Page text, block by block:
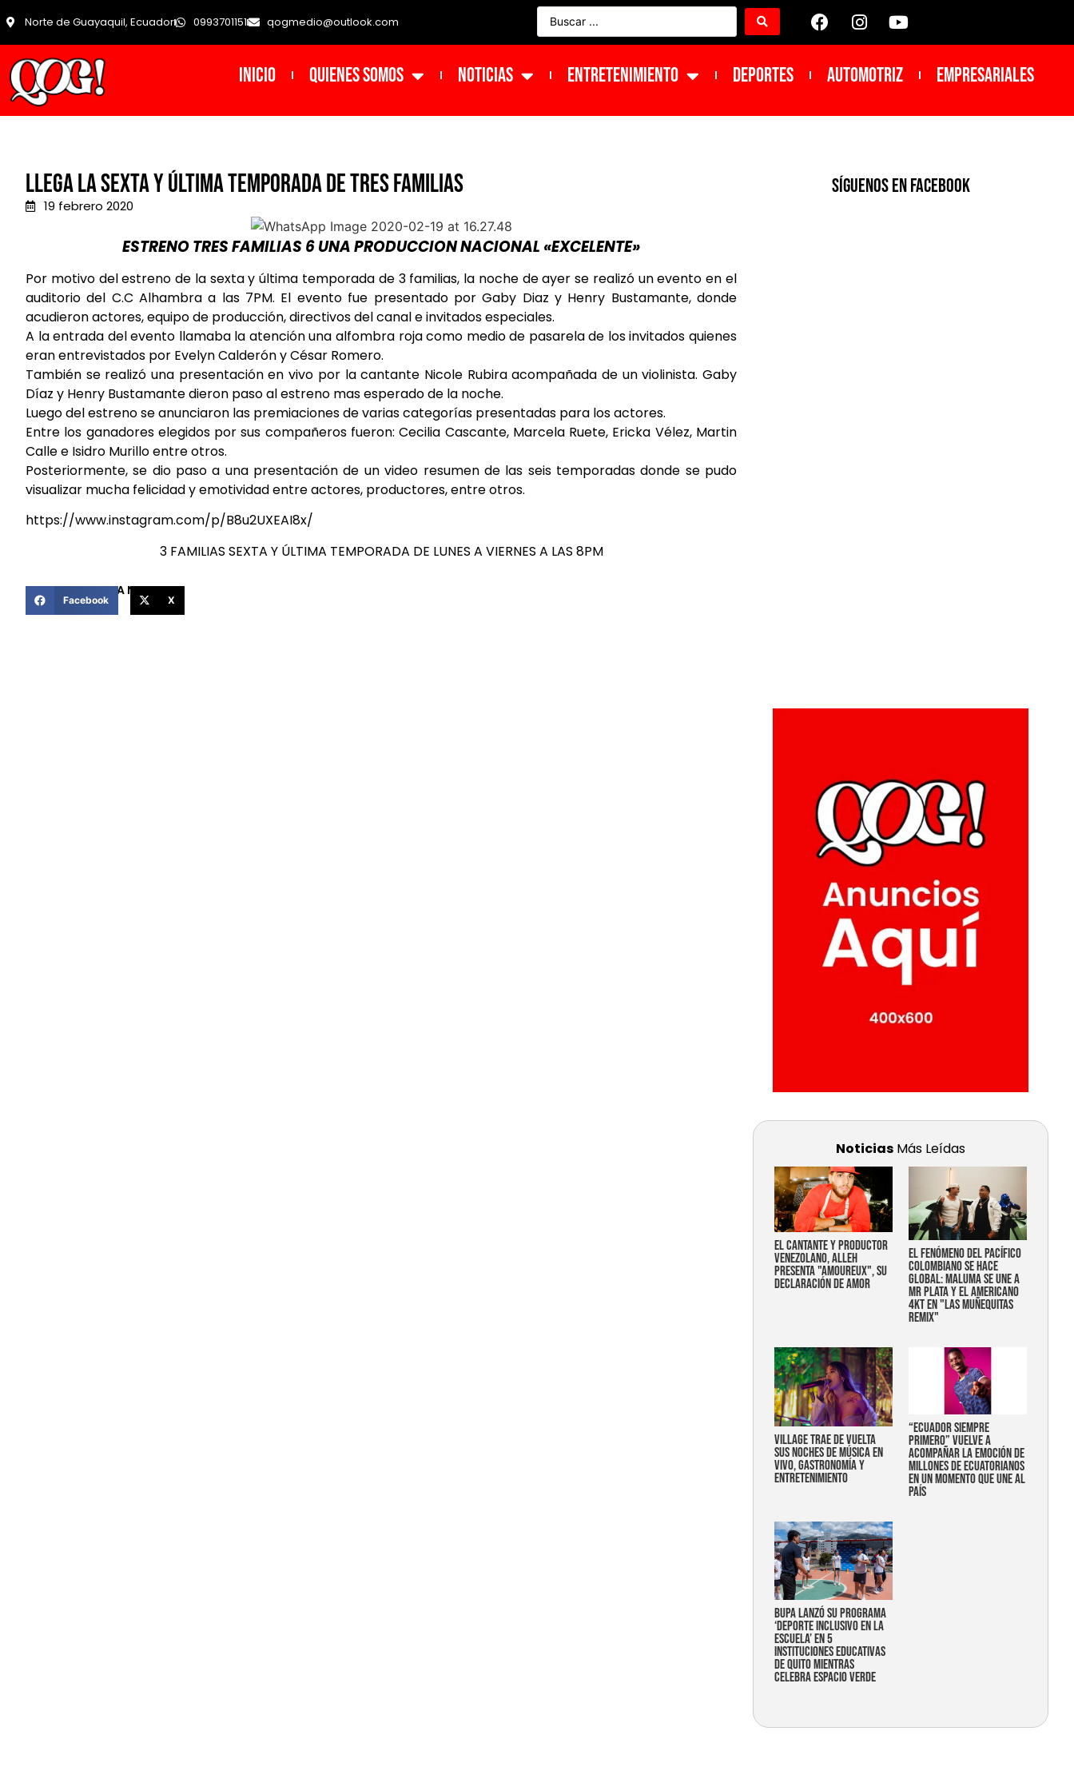
Norte de Guayaquil, Ecuador 0993701151 qogmedio@outlook.com
INICIO Quienes Somos NOTICIAS ENTRETENIMIENTO DEPORTES Automotriz Empresariales
LLEGA LA SEXTA Y ÚLTIMA TEMPORADA DE TRES FAMILIAS
19 febrero 2020
ESTRENO TRES FAMILIAS 6 UNA PRODUCCION NACIONAL «EXCELENTE»
Por motivo del estreno de la sexta y última temporada de 3 familias, la noche de ayer se realizó un evento en el
auditorio del C.C Alhambra a las 7PM. El evento fue presentado por Gaby Diaz y Henry Bustamante, donde
acudieron actores, equipo de producción, directivos del canal e invitados especiales.
A la entrada del evento llamaba la atención una alfombra roja como medio de pasarela de los invitados quienes
eran entrevistados por Evelyn Calderón y César Romero.
También se realizó una presentación en vivo por la cantante Nicole Rubira acompañada de un violinista. Gaby
Díaz y Henry Bustamante dieron paso al estreno mas esperado de la noche.
Luego del estreno se anunciaron las premiaciones de varias categorías presentadas para los actores.
Entre los ganadores elegidos por sus compañeros fueron: Cecilia Cascante, Marcela Ruete, Ericka Vélez, Martin
Calle e Isidro Murillo entre otros.
Posteriormente, se dio paso a una presentación de un video resumen de las seis temporadas donde se pudo
visualizar mucha felicidad y emotividad entre actores, productores, entre otros.
https://www.instagram.com/p/B8u2UXEAI8x/
3 FAMILIAS SEXTA Y ÚLTIMA TEMPORADA DE LUNES A VIERNES A LAS 8PM
COMPARTIR ESTA NOTICIA
Facebook X
SíGUENOS EN FACEBOOK
Noticias Más Leídas
EL CANTANTE Y PRODUCTOR
VENEZOLANO, ALLEH
PRESENTA "AMOUREUX", SU
DECLARACIÓN DE AMOR
EL FENÓMENO DEL PACÍFICO
COLOMBIANO SE HACE
GLOBAL: MALUMA SE UNE A
MR PLATA Y EL AMERICANO
4KT EN "LAS MUÑEQUITAS
REMIX"
Village trae de vuelta
sus noches de música en
vivo, gastronomía y
entretenimiento
“Ecuador siempre
primero” vuelve a
acompañar la emoción de
millones de ecuatorianos
en un momento que une al
país
Bupa lanzó su programa
‘Deporte Inclusivo en la
Escuela’ en 5
instituciones educativas
de Quito mientras
celebra espacio verde